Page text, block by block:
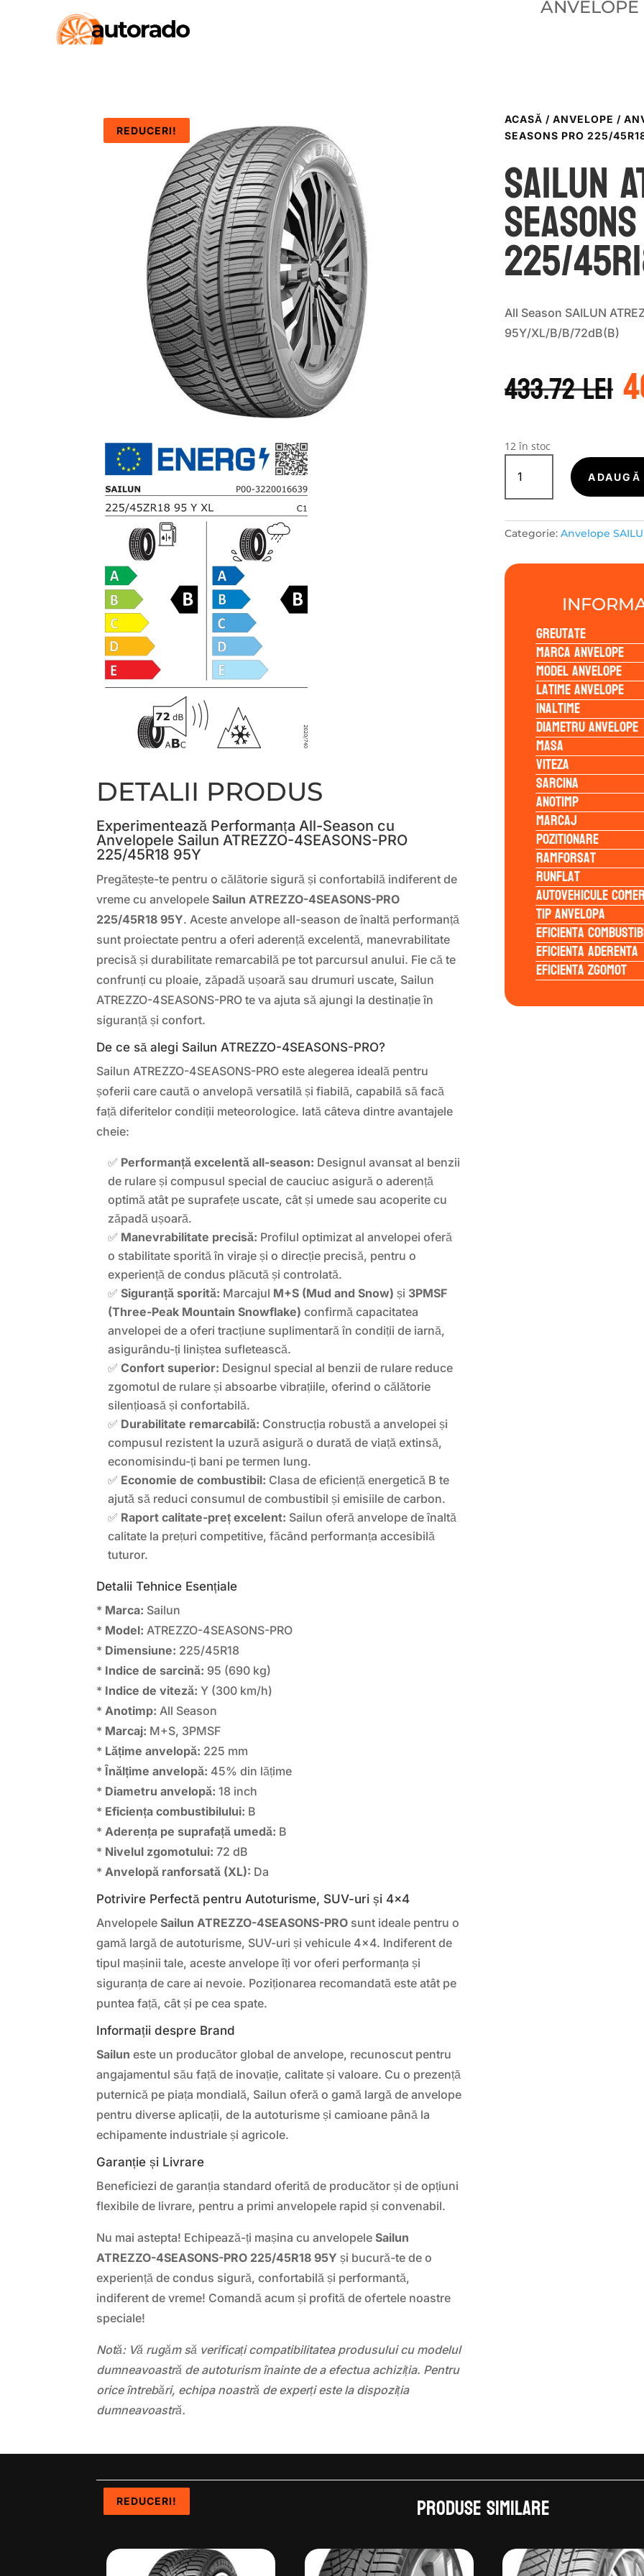
ANVELOPE
REDUCERI!
DETALII PRODUS
Experimentează Performanța All-Season cu
Anvelopele Sailun ATREZZO-4SEASONS-PRO
225/45R18 95Y
Pregătește-te pentru o călătorie sigură și confortabilă indiferent de
vreme cu anvelopeleSailun ATREZZO-4SEASONS-PRO
225/45R18 95Y. Aceste anvelope all-season de înaltă performanță
sunt proiectate pentru a oferi aderență excelentă, manevrabilitate
precisă și durabilitate remarcabilă pe tot parcursul anului. Fie că te
confrunți cu ploaie, zăpadă ușoară sau drumuri uscate, Sailun
ATREZZO-4SEASONS-PRO te va ajuta să ajungi la destinație în
siguranță și confort.
De ce să alegi Sailun ATREZZO-4SEASONS-PRO?
Sailun ATREZZO-4SEASONS-PRO este alegerea ideală pentru
șoferii care caută o anvelopă versatilă și fiabilă, capabilă să facă
față diferitelor condiții meteorologice. Iată câteva dintre avantajele
cheie:
✅ Performanță excelentă all-season: Designul avansat al benzii
de rulare și compusul special de cauciuc asigură o aderență
optimă atât pe suprafețe uscate, cât și umede sau acoperite cu
zăpadă ușoară.
✅ Manevrabilitate precisă: Profilul optimizat al anvelopei oferă
o stabilitate sporită în viraje și o direcție precisă, pentru o
experiență de condus plăcută și controlată.
✅Siguranță sporită: Marcajul M+S (Mud and Snow) și 3PMSF
(Three-Peak Mountain Snowflake) confirmă capacitatea
anvelopei de a oferi tracțiune suplimentară în condiții de iarnă,
asigurându-ți liniștea sufletească.
✅Confort superior: Designul special al benzii de rulare reduce
zgomotul de rulare și absoarbe vibrațiile, oferind o călătorie
silențioasă și confortabilă.
✅ Durabilitate remarcabilă: Construcția robustă a anvelopei și
compusul rezistent la uzură asigură o durată de viață extinsă,
economisindu-ți bani pe termen lung.
✅ Economie de combustibil: Clasa de eficiență energetică B te
ajută să reduci consumul de combustibil și emisiile de carbon.
✅ Raport calitate-preț excelent: Sailun oferă anvelope de înaltă
calitate la prețuri competitive, făcând performanța accesibilă
tuturor.
Detalii Tehnice Esențiale
* Marca: Sailun
* Model: ATREZZO-4SEASONS-PRO
* Dimensiune: 225/45R18
* Indice de sarcină: 95 (690 kg)
* Indice de viteză: Y (300 km/h)
*Anotimp: All Season
* Marcaj: M+S, 3PMSF
* Lățime anvelopă: 225 mm
* Înălțime anvelopă: 45% din lățime
* Diametru anvelopă: 18 inch
* Eficiența combustibilului: B
*Aderența pe suprafață umedă: B
* Nivelul zgomotului: 72 dB
*Anvelopă ranforsată (XL): Da
Potrivire Perfectă pentru Autoturisme, SUV-uri și 4×4
AnvelopeleSailun ATREZZO-4SEASONS-PRO sunt ideale pentru o
gamă largă de autoturisme, SUV-uri și vehicule 4×4. Indiferent de
tipul mașinii tale, aceste anvelope îți vor oferi performanța și
siguranța de care ai nevoie. Poziționarea recomandată este atât pe
puntea față, cât și pe cea spate.
Informații despre Brand
Sailun este un producător global de anvelope, recunoscut pentru
angajamentul său față de inovație, calitate și valoare. Cu o prezență
puternică pe piața mondială, Sailun oferă o gamă largă de anvelope
pentru diverse aplicații, de la autoturisme și camioane până la
echipamente industriale și agricole.
Garanție și Livrare
Beneficiezi de garanția standard oferită de producător și de opțiuni
flexibile de livrare, pentru a primi anvelopele rapid și convenabil.
Nu mai astepta! Echipează-ți mașina cu anvelopeleSailun
ATREZZO-4SEASONS-PRO 225/45R18 95Y și bucură-te de o
experiență de condus sigură, confortabilă și performantă,
indiferent de vreme! Comandă acum și profită de ofertele noastre
speciale!
Notă: Vă rugăm să verificați compatibilitatea produsului cu modelul
dumneavoastră de autoturism înainte de a efectua achiziția. Pentru
orice întrebări, echipa noastră de experți este la dispoziția
dumneavoastră.
ACASĂ / ANVELOPE /
SEASONS PRO 225/
Sailun
225/
All Season SAILUN
95Y/XL/B/B/72dB(B)
433.72leia
12 în stoc
Cantitate
Sailun
ATREZZO
SEASONS
PRO
225/45R18
95Y
Categorie: Anvelope
Greutate
Marca anvelope
Model anvelope
Latime anvelope
Inaltime
Diametru anvelope
Masa
Viteza
Sarcina
Anotimp
Marcaj
Pozitionare
Ramforsat
Runflat
Autovehicule
Tip anvelopa
Eficienta
Eficienta Aderenta
Eficienta Zgomot
Produse similare
REDUCERI!
REDUCERI!
REDUCERI!
REDUCERI!